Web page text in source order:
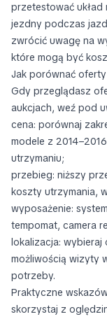
przetestować układ
jezdny podczas
zwrócić uwagę na
które mogą być
Jak porównać
Gdy przeglądasz
aukcjach, weź pod
cena: porównaj
modele z
utrzymaniu;
przebieg: niższy
koszty utrzymania,
wyposażenie:
tempomat, camera
lokalizacja:
możliwością wizyty
potrzeby.
Praktyczne
skorzystaj z